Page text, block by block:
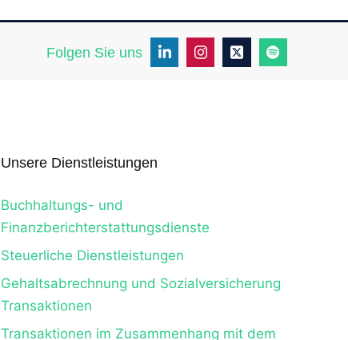
Folgen Sie uns
Unsere Dienstleistungen
Buchhaltungs- und
Finanzberichterstattungsdienste
Steuerliche Dienstleistungen
Gehaltsabrechnung und Sozialversicherung
Transaktionen
Transaktionen im Zusammenhang mit dem